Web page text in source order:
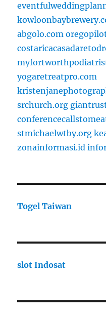
abgolo.com
yogaretreatpro.com
srchurch.org
stmichaelwtby.org
zonainformasi.id
Togel Taiwan
slot Indosat